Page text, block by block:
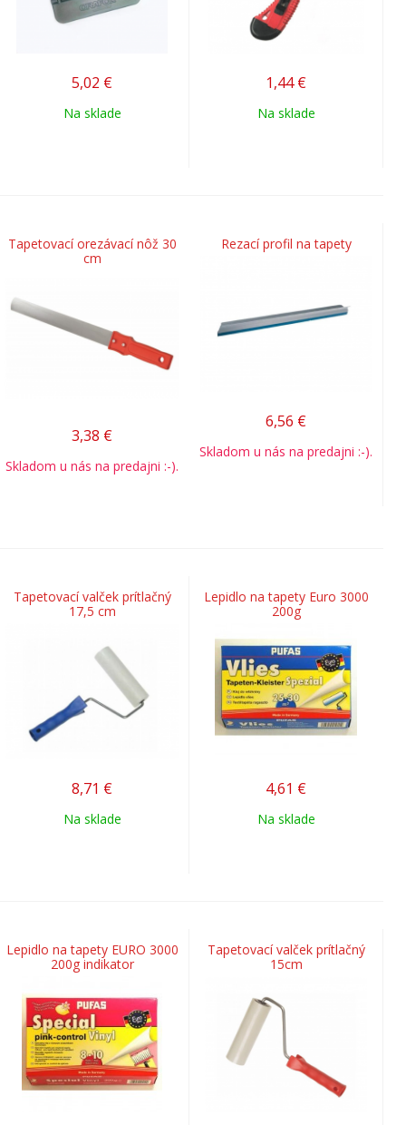
5,02 €
Na sklade
1,44 €
Na sklade
Tapetovací orezávací nôž 30
cm
3,38 €
Skladom u nás na predajni :-).
Rezací profil na tapety
6,56 €
Skladom u nás na predajni :-).
Tapetovací valček prítlačný
17,5 cm
8,71 €
Na sklade
Lepidlo na tapety Euro 3000
200g
4,61 €
Na sklade
Lepidlo na tapety EURO 3000
200g indikator
Tapetovací valček prítlačný
15cm